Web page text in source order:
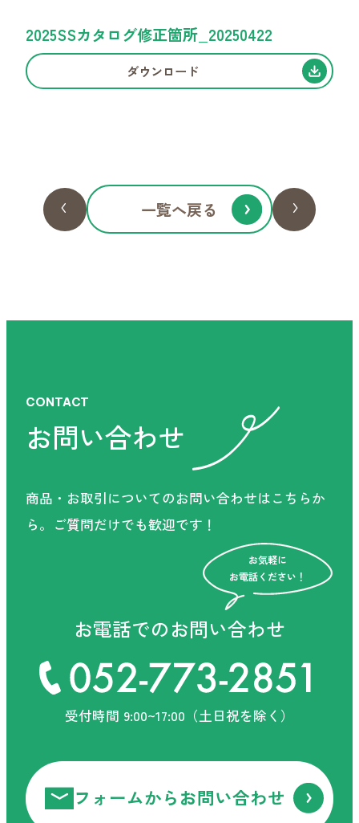
CONTACT
商品・お取引についてのお問い合わせはこちらか
ら。 ご質問だけでも歓迎です！
受付時間 9:00-17:30（土日祝を除く）
2025SSカタログ修正箇所_20250422
ダウンロード
一覧へ戻る
CONTACT
お問い合わせ
商品・お取引についてのお問い合わせはこちらか
ら。 ご質問だけでも歓迎です！
お気軽に
お電話ください！
お電話でのお問い合わせ
受付時間 9:00~17:00（土日祝を除く）
フォームからお問い合わせ